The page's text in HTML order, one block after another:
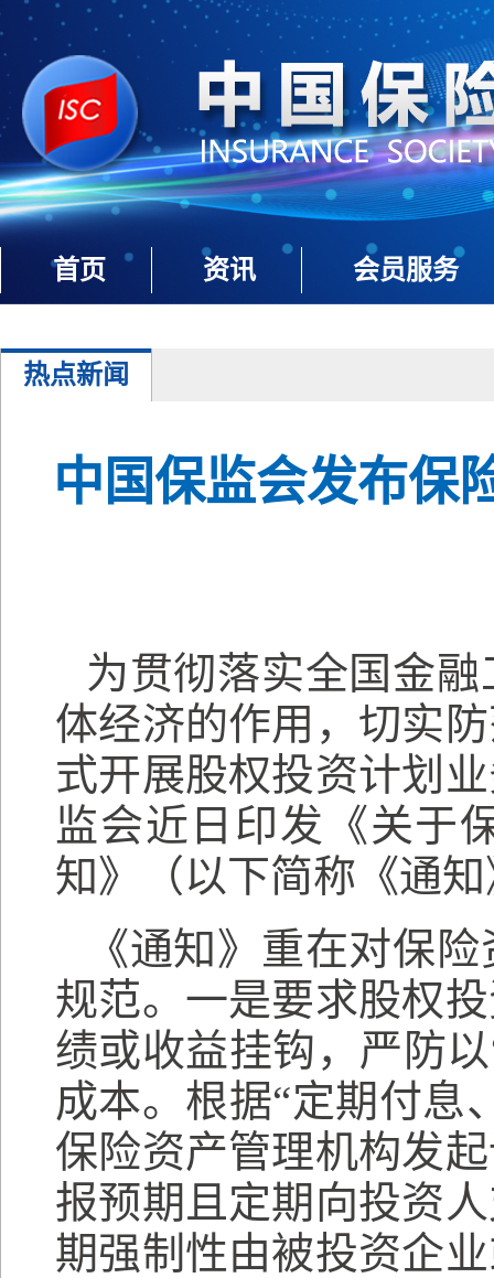
首页 资讯 会员服务
热点新闻
中国保监会发布保
为贯彻落实全国金
体经济的作用，切实
式开展股权投资计划
监会近日印发《关于
知》（以下简称《通
《通知》重在对保
规范。一是要求股权
绩或收益挂钩，严防
成本。根据“定期付息
保险资产管理机构发
报预期且定期向投资
期强制性由被投资企